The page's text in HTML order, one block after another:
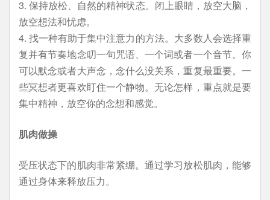
3. 保持放松、自然的精神状态。闭上眼睛，放空大脑，
放空想法和忧虑。
4. 找一种有助于集中注意力的方法。大多数人会选择重
复并有节奏地念叨一句咒语、一个词或者一个音节。你
可以默念或者大声念，念什么没关系，重复最重要。一
些冥想者更喜欢盯住一个静物。无论怎样，重点就是要
集中精神，放空你的念想和感觉。
肌肉做操
受压状态下的肌肉非常紧绷。通过学习放松肌肉，能够
通过身体来释放压力。